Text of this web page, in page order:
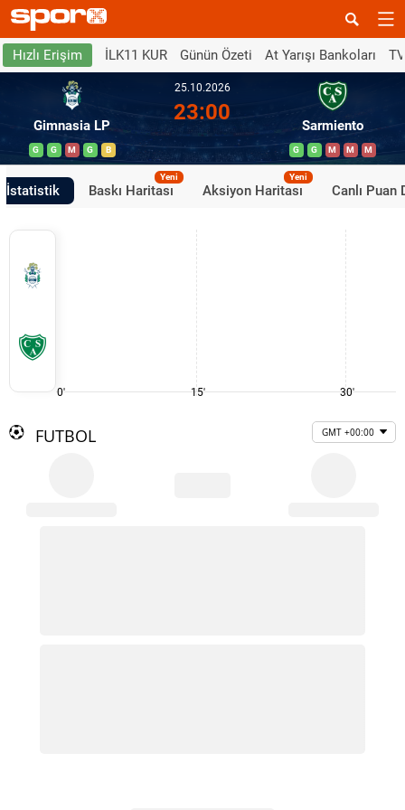
Hızlı Erişim İLK11 KUR Günün Özeti At Yarışı Bankoları
Gimnasia LP
G G M G B
25.10.2026
23:00
Sarmiento
G G M M M
İstatistik Baskı Haritası
Yeni
Aksiyon Haritası
Yeni
Canlı Puan
0' 15' 30'
FUTBOL GMT +00:00